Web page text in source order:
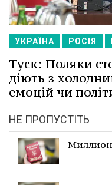
УКРАЇНА РОСІЯ
Туск: Поляки
діють з
емоцій чи
НЕ ПРОПУСТІТЬ